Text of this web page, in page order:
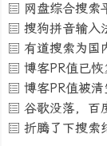
网盘综合搜索
搜狗拼音输入
有道搜索为国
博客PR值已
博客PR值被清
谷歌没落，百
折腾了下搜索